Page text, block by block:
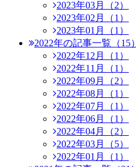
2023年03月（2）
2023年02月（1）
2023年01月（1）
2022年の記事一覧（15）
2022年12月（1）
2022年11月（1）
2022年09月（2）
2022年08月（1）
2022年07月（1）
2022年06月（1）
2022年04月（2）
2022年03月（5）
2022年01月（1）